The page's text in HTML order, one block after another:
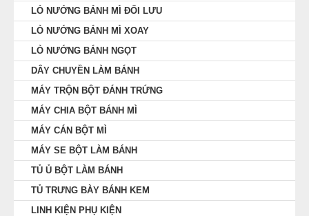
LÒ NƯỚNG BÁNH MÌ ĐỐI LƯU
LÒ NƯỚNG BÁNH MÌ XOAY
LÒ NƯỚNG BÁNH NGỌT
DÂY CHUYỀN LÀM BÁNH
MÁY TRỘN BỘT ĐÁNH TRỨNG
MÁY CHIA BỘT BÁNH MÌ
MÁY CÁN BỘT MÌ
MÁY SE BỘT LÀM BÁNH
TỦ Ủ BỘT LÀM BÁNH
TỦ TRƯNG BÀY BÁNH KEM
LINH KIỆN PHỤ KIỆN